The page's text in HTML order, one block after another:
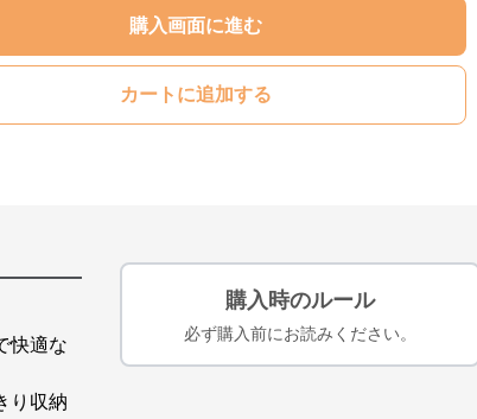
購入画面に進む
カートに追加する
快適な
り収納
購入時のルール
必ず購入前にお読みください。